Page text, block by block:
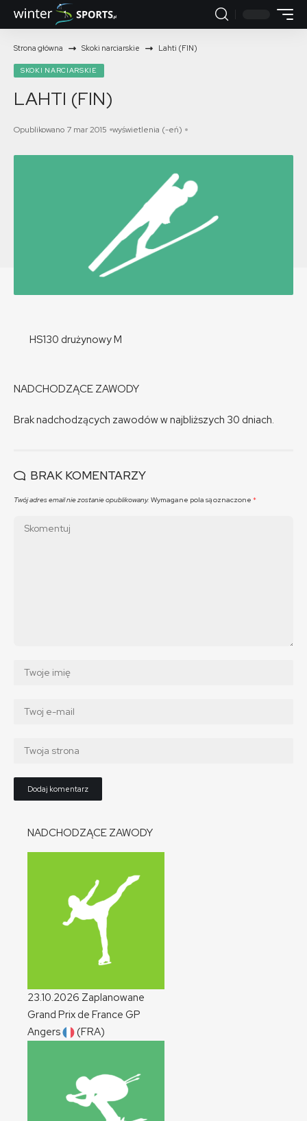
Strona główna Skoki narciarskie Lahti (FIN)
SKOKI NARCIARSKIE
LAHTI (FIN)
Opublikowano 7 mar 2015 wyświetlenia (-eń)
HS130 drużynowy M
NADCHODZĄCE ZAWODY
Brak nadchodzących zawodów w najbliższych 30 dniach.
BRAK KOMENTARZY
Twój adres email nie zostanie opublikowany. Wymagane pola są oznaczone *
NADCHODZĄCE ZAWODY
23.10.2026 Zaplanowane
Grand Prix de France GP
Angers
(FRA)